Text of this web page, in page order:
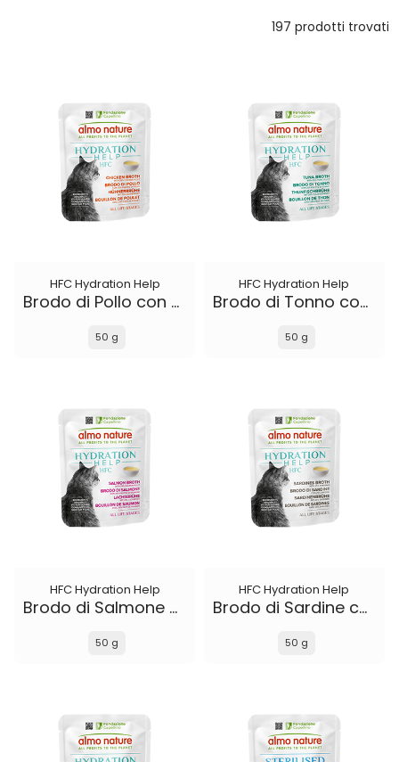
197 prodotti trovati
HFC Hydration Help
Brodo di Pollo con Filetto di Pollo
50 g
HFC Hydration Help
Brodo di Tonno con Filetto di Tonno
50 g
HFC Hydration Help
Brodo di Salmone con Filetto di Salmone
50 g
HFC Hydration Help
Brodo di Sardine con Sardine
50 g